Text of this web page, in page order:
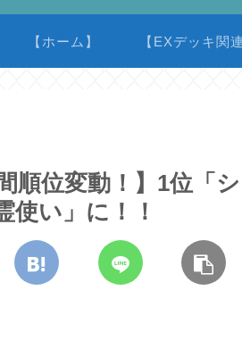
【ホーム】 【EXデッキ関連
順位変動！】1位「
使い」に！！